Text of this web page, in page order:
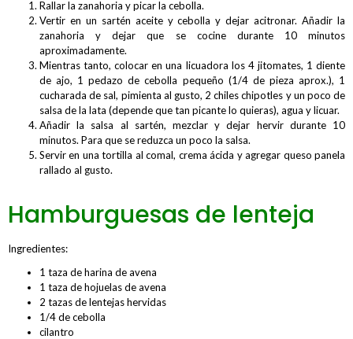
Rallar la zanahoria y picar la cebolla.
Vertir en un sartén aceite y cebolla y dejar acitronar. Añadir la
zanahoria y dejar que se cocine durante 10 minutos
aproximadamente.
Mientras tanto, colocar en una licuadora los 4 jitomates, 1 diente
de ajo, 1 pedazo de cebolla pequeño (1/4 de pieza aprox.), 1
cucharada de sal, pimienta al gusto, 2 chiles chipotles y un poco de
salsa de la lata (depende que tan picante lo quieras), agua y licuar.
Añadir la salsa al sartén, mezclar y dejar hervir durante 10
minutos. Para que se reduzca un poco la salsa.
Servir en una tortilla al comal, crema ácida y agregar queso panela
rallado al gusto.
Hamburguesas de lenteja
Ingredientes:
1 taza de harina de avena
1 taza de hojuelas de avena
2 tazas de lentejas hervidas
1/4 de cebolla
cilantro